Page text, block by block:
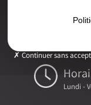
Email
Lundi -
Continuer sans